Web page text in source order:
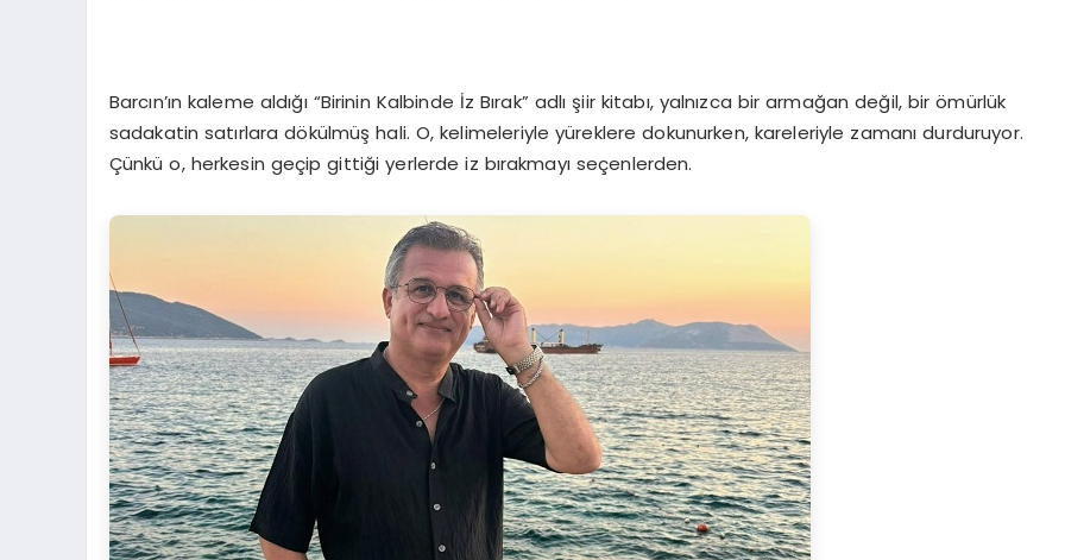
Barcın’ın kaleme aldığı “Birinin Kalbinde İz Bırak” adlı şiir kitabı, yalnızca bir armağan değil, bir ömürlük
sadakatin satırlara dökülmüş hali. O, kelimeleriyle yüreklere dokunurken, kareleriyle zamanı durduruyor.
Çünkü o, herkesin geçip gittiği yerlerde iz bırakmayı seçenlerden.